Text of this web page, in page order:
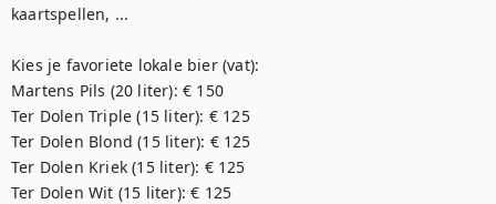
kaartspellen, ...
Kies je favoriete lokale bier (vat):
Martens Pils (20 liter): € 150
Ter Dolen Triple (15 liter): € 125
Ter Dolen Blond (15 liter): € 125
Ter Dolen Kriek (15 liter): € 125
Ter Dolen Wit (15 liter): € 125